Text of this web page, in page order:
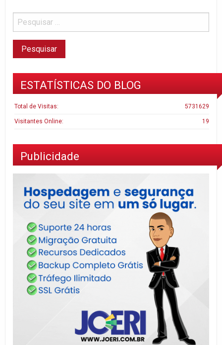
ESTATÍSTICAS DO BLOG
5731629
Total de Visitas:
19
Visitantes Online:
Publicidade